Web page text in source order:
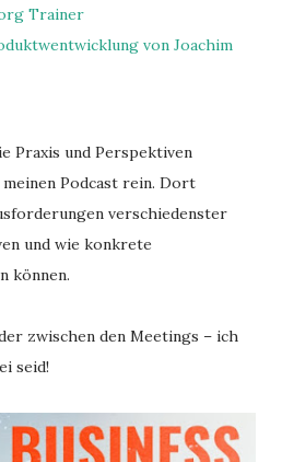
Trainer
von Joachim
Praxis und Perspektiven
Podcast rein. Dort
verschiedenster
und wie konkrete
können.
zwischen den Meetings – ich
seid!